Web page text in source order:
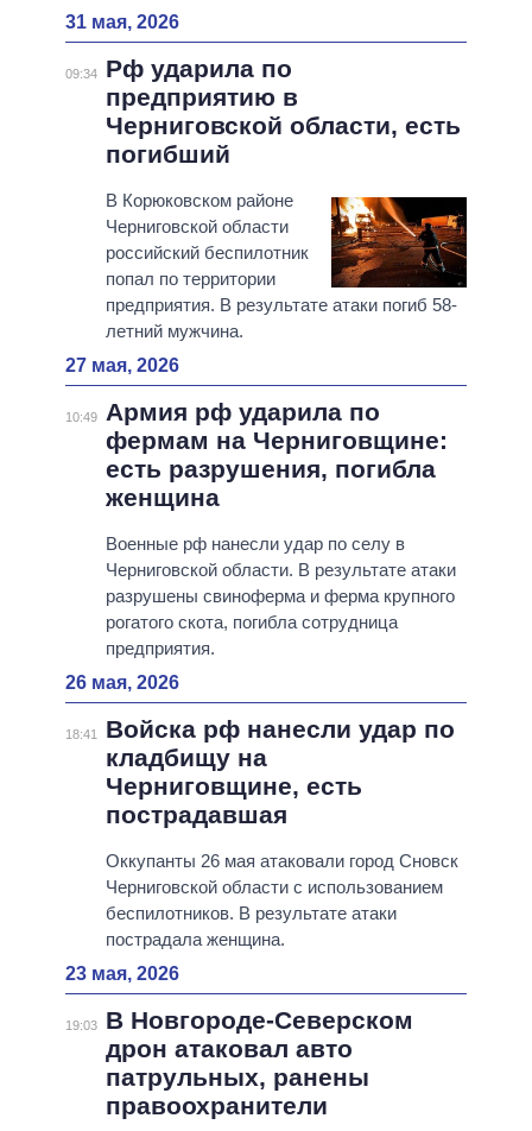
31 мая, 2026
09:34
Рф ударила по
предприятию в
Черниговской области, есть
погибший
В Корюковском районе
Черниговской области
российский беспилотник
попал по территории
предприятия. В результате атаки погиб 58-
летний мужчина.
27 мая, 2026
10:49
Армия рф ударила по
фермам на Черниговщине:
есть разрушения, погибла
женщина
Военные рф нанесли удар по селу в
Черниговской области. В результате атаки
разрушены свиноферма и ферма крупного
рогатого скота, погибла сотрудница
предприятия.
26 мая, 2026
18:41
Войска рф нанесли удар по
кладбищу на
Черниговщине, есть
пострадавшая
Оккупанты 26 мая атаковали город Сновск
Черниговской области с использованием
беспилотников. В результате атаки
пострадала женщина.
23 мая, 2026
19:03
В Новгороде-Северском
дрон атаковал авто
патрульных, ранены
правоохранители